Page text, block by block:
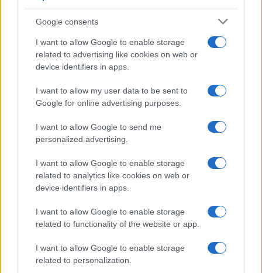
Google consents
I want to allow Google to enable storage
related to advertising like cookies on web or
device identifiers in apps.
I want to allow my user data to be sent to
Google for online advertising purposes.
I want to allow Google to send me
personalized advertising.
I want to allow Google to enable storage
related to analytics like cookies on web or
device identifiers in apps.
I want to allow Google to enable storage
related to functionality of the website or app.
I want to allow Google to enable storage
related to personalization.
12.04.26. 09:44
Nakon propalih pregovora Irana i Amerike:
Pakistan poziva na očuvanje primirja
Saznaj više